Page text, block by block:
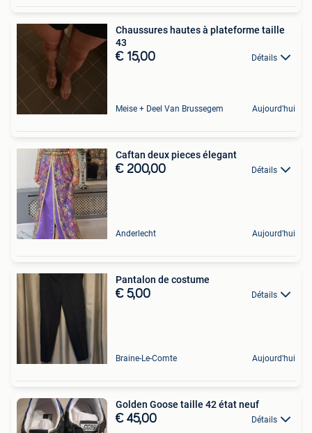
Chaussures hautes à plateforme taille
43
€ 15,00 Détails
Meise + Deel Van Brussegem Aujourd'hui
Caftan deux pieces élegant
€ 200,00 Détails
Anderlecht Aujourd'hui
Pantalon de costume
€ 5,00 Détails
Braine-Le-Comte Aujourd'hui
Golden Goose taille 42 état neuf
€ 45,00 Détails